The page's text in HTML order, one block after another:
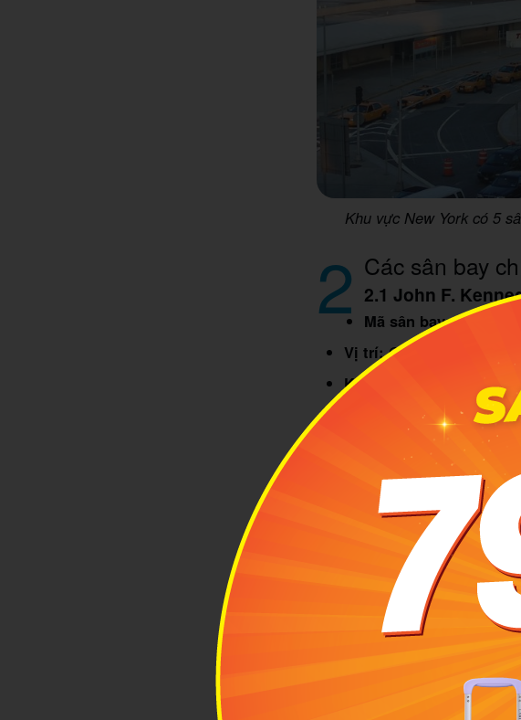
Khu vực New York có 5
2 Các sân bay
2.1 John F.
Mã sân bay:JFK
Vị trí:Queens, New York
Khoảng cách đến
Lượng khách năm 2025:
du lịch New York
JFK thường là lựa chọn
và đóng vai trò như cửa ngõ
JFK phù hợp với hành
đường dài hoặc bay nối
có quy mô rộng, bạn nên